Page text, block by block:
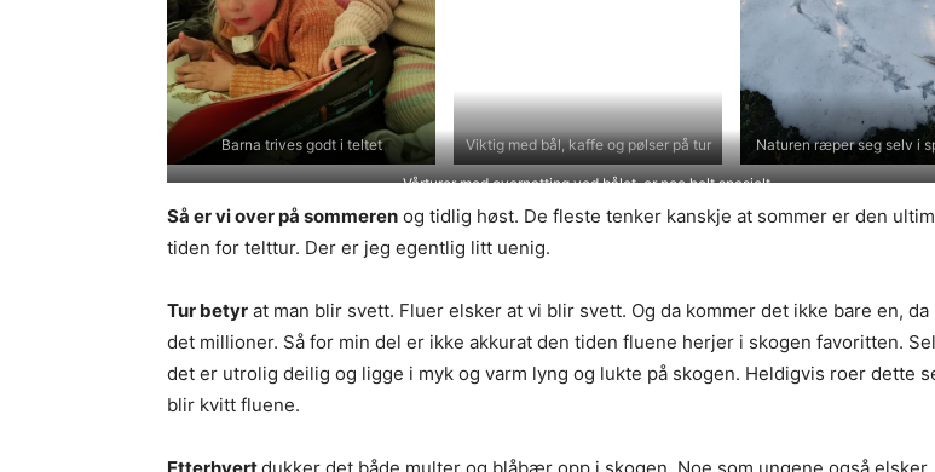
Barna trives godt i teltet Viktig med bål, kaffe og pølser på tur Naturen ræper seg selv i
Vårturer med overnatting ved bålet, er noe helt spesielt.
Så er vi over på sommeren og tidlig høst. De fleste tenker kanskje at sommer er den
tiden for telttur. Der er jeg egentlig litt uenig.
Tur betyr at man blir svett. Fluer elsker at vi blir svett. Og da kommer det ikke bare en, da
det millioner. Så for min del er ikke akkurat den tiden fluene herjer i skogen favoritten.
det er utrolig deilig og ligge i myk og varm lyng og lukte på skogen. Heldigvis roer dette
blir kvitt fluene.